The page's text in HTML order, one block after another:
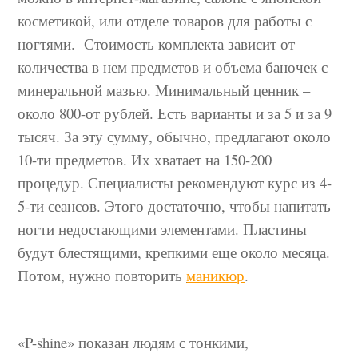
косметикой, или отделе товаров для работы с
ногтями. Стоимость комплекта зависит от
количества в нем предметов и объема баночек с
минеральной мазью. Минимальный ценник –
около 800-от рублей. Есть варианты и за 5 и за 9
тысяч. За эту сумму, обычно, предлагают около
10-ти предметов. Их хватает на 150-200
процедур. Специалисты рекомендуют курс из 4-
5-ти сеансов. Этого достаточно, чтобы напитать
ногти недостающими элементами. Пластины
будут блестящими, крепкими еще около месяца.
Потом, нужно повторитьманикюр.
«P-shine» показан людям с тонкими,